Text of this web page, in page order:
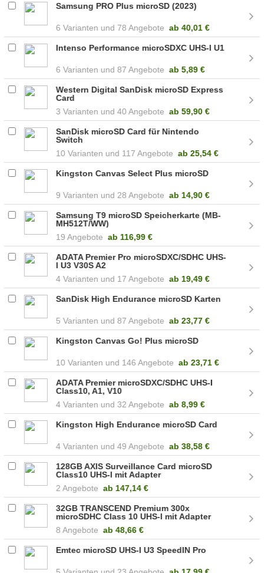
Samsung PRO Plus microSD (2023)
6 78 Angebote ab40,01 €
Intenso Performance microSDXC UHS-I U1
6 87 Angebote ab 5,89 €
Western Digital SanDisk microSD Express
Card
3
40 Angebote ab 59,90 €
SanDisk microSD Card für Nintendo
Switch
10
117 Angebote ab 25,54 €
Kingston Canvas Select Plus microSD
9 28 Angebote ab 14,90 €
Samsung T9 microSD Speicherkarte (MB-
MH512T/WW)
19 Angebote ab 116,99 €
ADATA Premier Pro microSDXC/SDHC UHS-
I U3 V30S A2
4
17 Angebote ab 19,49 €
SanDisk High Endurance microSD Karten
5 87 Angebote ab 23,77 €
Kingston Canvas Go! Plus microSD
10 146 Angebote ab 23,71 €
ADATA Premier microSDXC/SDHC UHS-I
Class10, A1, V10
4
32 Angebote ab 8,99 €
Kingston High Endurance microSD Card
4 49 Angebote ab 38,58 €
128GB AXIS Surveillance Card microSD
Class10 UHS-I mit Adapter
2 Angebote ab 147,14 €
32GB TRANSCEND Premium 300x
microSDHC Class 10 UHS-I mit Adapter
8 Angebote ab48,66 €
Emtec microSD UHS-I U3 SpeedIN Pro